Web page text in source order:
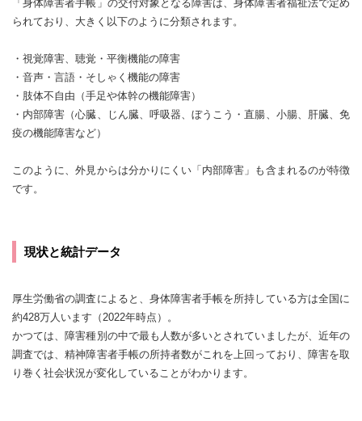
「身体障害者手帳」の交付対象となる障害は、身体障害者福祉法で定め
られており、大きく以下のように分類されます。
・視覚障害、聴覚・平衡機能の障害
・音声・言語・そしゃく機能の障害
・肢体不自由（手足や体幹の機能障害）
・内部障害（心臓、じん臓、呼吸器、ぼうこう・直腸、小腸、肝臓、免
疫の機能障害など）
このように、外見からは分かりにくい「内部障害」も含まれるのが特徴
です。
現状と統計データ
厚生労働省の調査によると、身体障害者手帳を所持している方は全国に
約428万人います（2022年時点）。
かつては、障害種別の中で最も人数が多いとされていましたが、近年の
調査では、精神障害者手帳の所持者数がこれを上回っており、障害を取
り巻く社会状況が変化していることがわかります。